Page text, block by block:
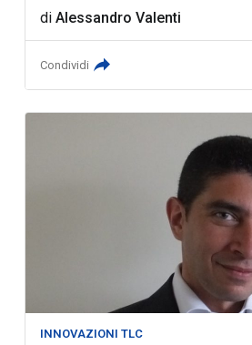
diAlessandro Valenti
Condividi
INNOVAZIONI TLC